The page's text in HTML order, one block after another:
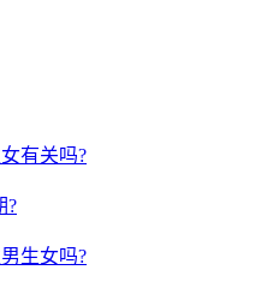
有关吗?
?
生女吗?